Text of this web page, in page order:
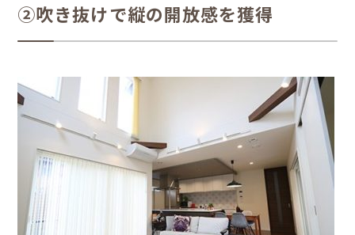
②吹き抜けで縦の開放感を獲得